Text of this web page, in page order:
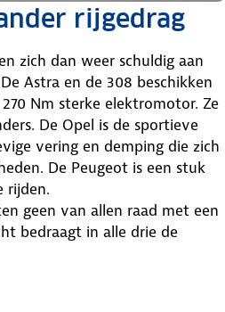
rijgedrag
zich dan weer schuldig aan
Astra en de 308 beschikken
Nm sterke elektromotor. Ze
De Opel is de sportieve
vering en demping die zich
De Peugeot is een stuk
rijden.
geen van allen raad met een
bedraagt in alle drie de